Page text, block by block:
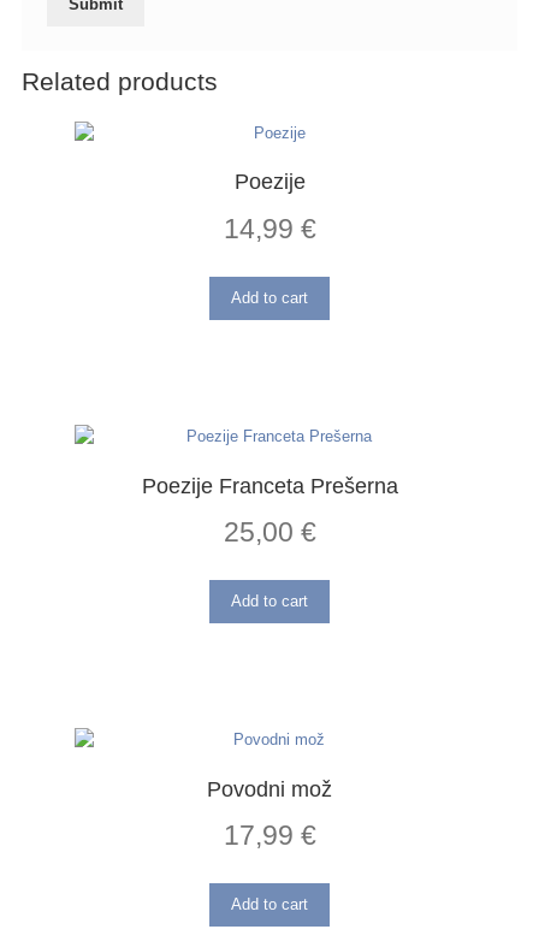
Related products
Poezije
14,99 €
Add to cart
Poezije Franceta Prešerna
25,00 €
Add to cart
Povodni mož
17,99 €
Add to cart